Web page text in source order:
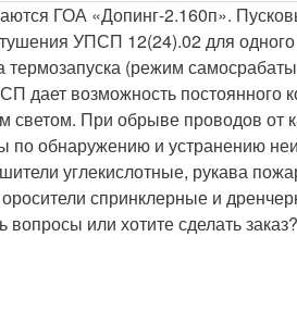
ГОА «Допинг-2.160п».
УПСП 12(24).02 для
(режим
возможность постоянного
При обрыве проводов от
обнаружению и устранению
углекислотные, рукава
спринклерные и
или хотите сделать